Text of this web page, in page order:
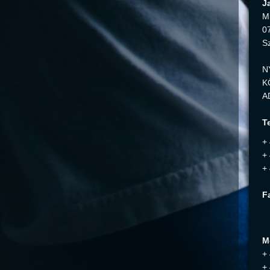
+
+
+
+
+